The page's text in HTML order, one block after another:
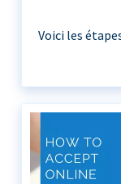
Voici les